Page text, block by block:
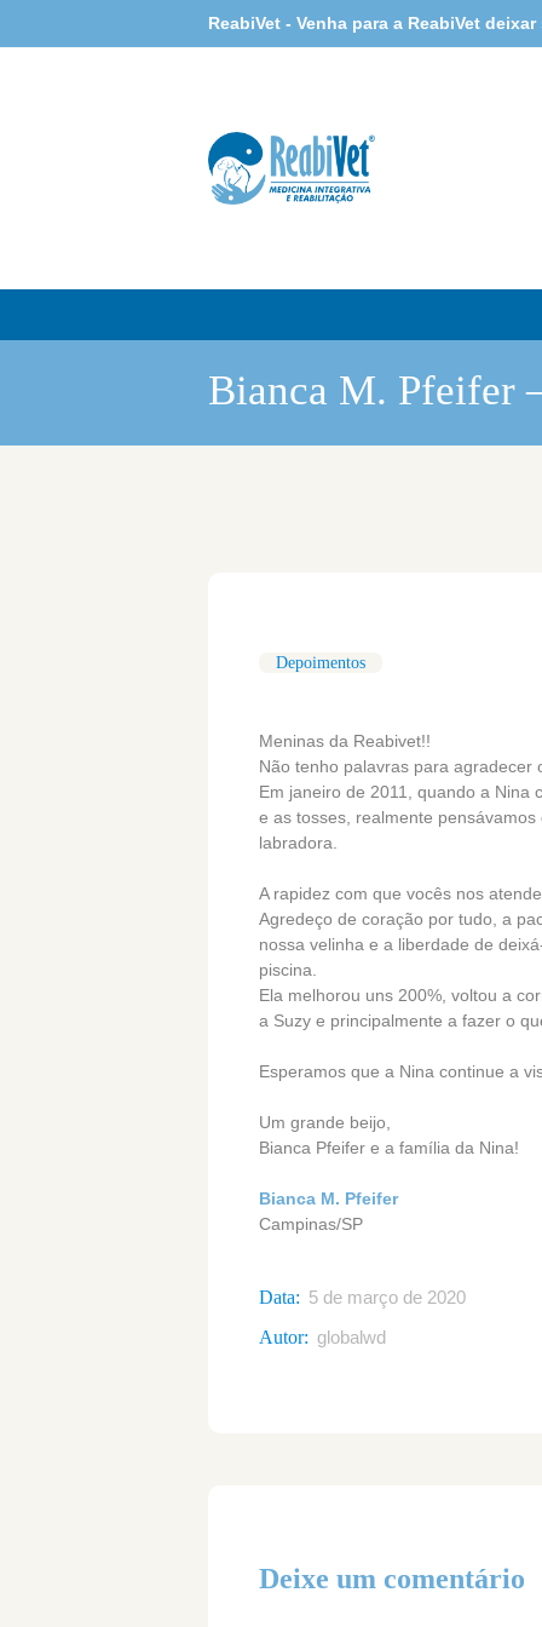
ReabiVet - Venha para a ReabiVet
Bianca M. Pfeifer
Depoimentos
Meninas da Reabivet!!
Não tenho palavras para agradecer
Em janeiro de 2011, quando a Nina
e as tosses, realmente
labradora.
A rapidez com que vocês nos
Agredeço de coração por tudo, a
nossa velinha e a liberdade de
piscina.
Ela melhorou uns 200%, voltou a
a Suzy e principalmente a fazer o
Esperamos que a Nina continue a
Um grande beijo,
Bianca Pfeifer e a família da Nina!
Bianca M. Pfeifer
Campinas/SP
Data: 5 de março de 2020
Autor: globalwd
Deixe um comentário